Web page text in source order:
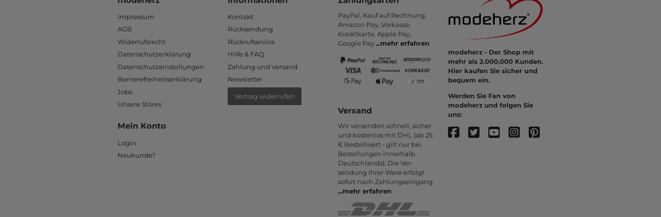
Impressum
AGB
Widerrufsrecht
Datenschutzerklärung
Datenschutzeinstellungen
Barrierefreiheitserklärung
Jobs
Unsere Stores
Mein Konto
Login
Neukunde?
Kontakt
Rücksendung
Rückrufservice
Hilfe & FAQ
Zahlung und Versand
Newsletter
Vertrag widerrufen
PayPal, Kauf auf Rechnung,
Amazon Pay, Vor­kasse,
Kredit­karte, Apple Pay,
Google Pay...mehr erfahren
Versand
Wir versenden schnell, sicher
und kostenlos mit DHL (ab 25
€ Bestell­wert - gilt nur bei
Bestel­lungen inner­halb
Deutsch­lands). Die Ver­
sendung Ihrer Ware er­folgt
sofort nach Zahlungs­eingang
...mehr erfahren
modeherz - Der Shop mit
mehr als 2.000.000 Kunden.
Hier kaufen Sie sicher und
bequem ein.
Werden Sie Fan von
modeherz und folgen Sie
uns: